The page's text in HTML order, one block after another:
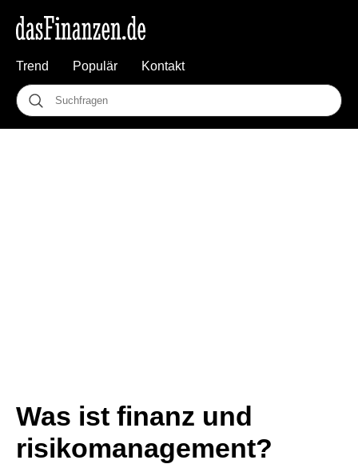
Trend Populär Kontakt
Was ist finanz und
risikomanagement?